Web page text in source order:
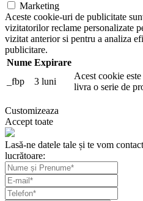
Marketing
Aceste cookie-uri de publicitate
vizitatorilor reclame personalizate
vizitat anterior si pentru a analiza
publicitare.
Nume Expirare
_fbp
3 luni
Acest cookie
livra o serie de
Customizeaza
Accept toate
Lasă-ne datele tale și te vom
lucrătoare: